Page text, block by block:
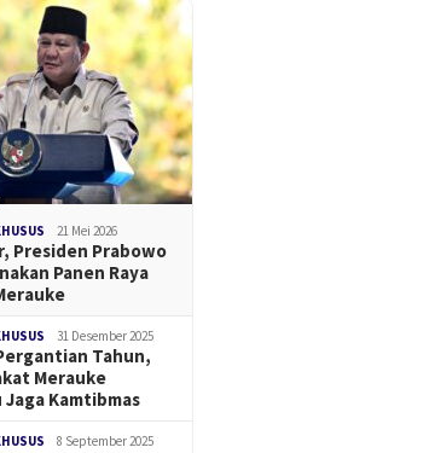
21 Mei 2026
Presiden Prabowo
Panen Raya
31 Desember 2025
Tahun,
Merauke
Jaga Kamtibmas
8 September 2025